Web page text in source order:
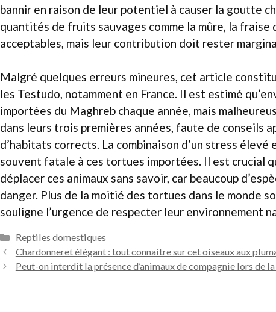
bannir en raison de leur potentiel à causer la goutte
quantités de fruits sauvages comme la mûre, la fraise
acceptables, mais leur contribution doit rester
Malgré quelques erreurs mineures, cet article
les Testudo, notamment en France. Il est estimé
importées du Maghreb chaque année, mais
dans leurs trois premières années, faute de conseils
d’habitats corrects. La combinaison d’un stress
souvent fatale à ces tortues importées. Il est crucial
déplacer ces animaux sans savoir, car beaucoup
danger. Plus de la moitié des tortues dans le monde
souligne l’urgence de respecter leur environnement
Catégories
Reptiles domestiques
Chardonneret élégant : tout connaitre sur cet oiseaux aux
Peut-on interdit la présence d’animaux de compagnie lors de